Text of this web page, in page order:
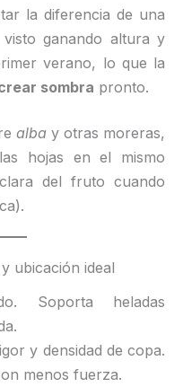
la diferencia de una
ganando altura y
verano, lo que la
sombra pronto.
albay otras moreras,
hojas en el mismo
del fruto cuando
ubicación ideal
Soporta heladas
y densidad de copa.
menos fuerza.